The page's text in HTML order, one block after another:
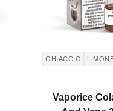
GHIACCIO
Vaporice